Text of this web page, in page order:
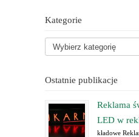
Kategorie
Ostatnie publikacje
Reklama
LED w
kładowe